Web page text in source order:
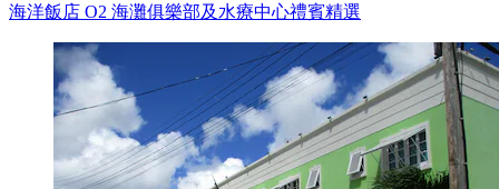
海洋飯店 O2 海灘俱樂部及水療中心禮賓精選